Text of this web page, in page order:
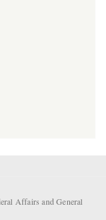
Affairs and General